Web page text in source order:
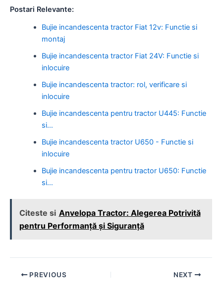
Postari Relevante:
Bujie incandescenta tractor Fiat 12v: Functie si
montaj
Bujie incandescenta tractor Fiat 24V: Functie si
inlocuire
Bujie incandescenta tractor: rol, verificare si
inlocuire
Bujie incandescenta pentru tractor U445: Functie
si…
Bujie incandescenta tractor U650 - Functie si
inlocuire
Bujie incandescenta pentru tractor U650: Functie
si…
Citeste si Anvelopa Tractor: Alegerea Potrivită
pentru Performanță și Siguranță
Post PREVIOUS NEXT